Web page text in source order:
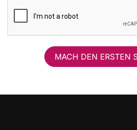
MACH DEN ERSTEN